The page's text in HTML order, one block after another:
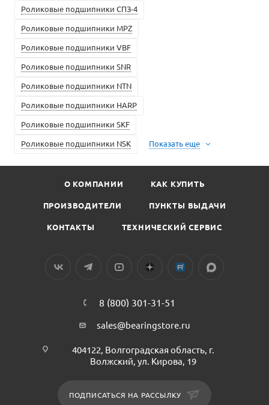
Роликовые подшипники СПЗ-4
Роликовые подшипники MPZ
Роликовые подшипники VBF
Роликовые подшипники SNR
Роликовые подшипники NTN
Роликовые подшипники HARP
Роликовые подшипники SKF
Роликовые подшипники NSK
Показать еще
О КОМПАНИИ КАК КУПИТЬ
ПРОИЗВОДИТЕЛИ ПУНКТЫ ВЫДАЧИ
КОНТАКТЫ ТЕХНИЧЕСКИЙ СЕРВИС
8 (800) 301-31-51
sales@bearingstore.ru
404122, Волгоградская область, г.
Волжский, ул. Кирова, 19
ПОДПИСАТЬСЯ НА РАССЫЛКУ